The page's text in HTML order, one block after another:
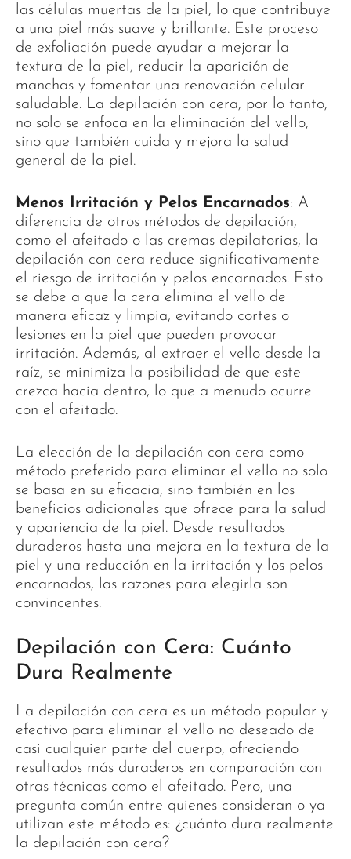
las células muertas de la piel, lo que contribuye
a una piel más suave y brillante. Este proceso
de exfoliación puede ayudar a mejorar la
textura de la piel, reducir la aparición de
manchas y fomentar una renovación celular
saludable. La depilación con cera, por lo tanto,
no solo se enfoca en la eliminación del vello,
sino que también cuida y mejora la salud
general de la piel.
Menos Irritación y Pelos Encarnados: A
diferencia de otros métodos de depilación,
como el afeitado o las cremas depilatorias, la
depilación con cera reduce significativamente
el riesgo de irritación y pelos encarnados. Esto
se debe a que la cera elimina el vello de
manera eficaz y limpia, evitando cortes o
lesiones en la piel que pueden provocar
irritación. Además, al extraer el vello desde la
raíz, se minimiza la posibilidad de que este
crezca hacia dentro, lo que a menudo ocurre
con el afeitado.
La elección de la depilación con cera como
método preferido para eliminar el vello no solo
se basa en su eficacia, sino también en los
beneficios adicionales que ofrece para la salud
y apariencia de la piel. Desde resultados
duraderos hasta una mejora en la textura de la
piel y una reducción en la irritación y los pelos
encarnados, las razones para elegirla son
convincentes.
Depilación con Cera: Cuánto
Dura Realmente
La depilación con cera es un método popular y
efectivo para eliminar el vello no deseado de
casi cualquier parte del cuerpo, ofreciendo
resultados más duraderos en comparación con
otras técnicas como el afeitado. Pero, una
pregunta común entre quienes consideran o ya
utilizan este método es: ¿cuánto dura realmente
la depilación con cera?